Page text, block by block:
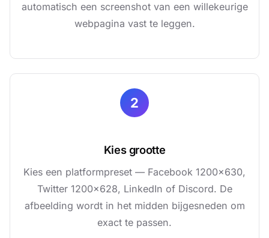
automatisch een screenshot van een willekeurige
webpagina vast te leggen.
2
Kies grootte
Kies een platformpreset — Facebook 1200×630,
Twitter 1200×628, LinkedIn of Discord. De
afbeelding wordt in het midden bijgesneden om
exact te passen.